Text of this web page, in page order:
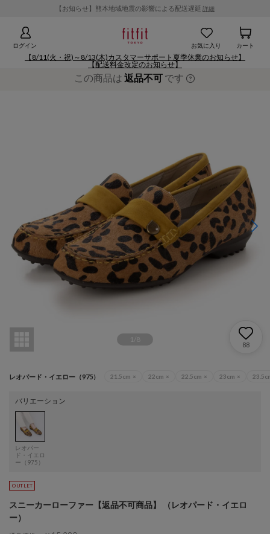
【お知らせ】熊本地域地震の影響による配送遅延 詳細
ログイン お気に入り カート
【8/11(火・祝)～8/13(木)カスタマーサポート夏季休業のお知らせ】
【配送料金改定のお知らせ】
この商品は 返品不可 です
1 8
88
レオパード・イエロー（975） 21.5cm × 22cm × 22.5cm × 23cm ×
バリエーション
レオパー
ド・イエロ
ー（975）
スニーカーローファー【返品不可商品】 （レオパード・イエロ
ー）